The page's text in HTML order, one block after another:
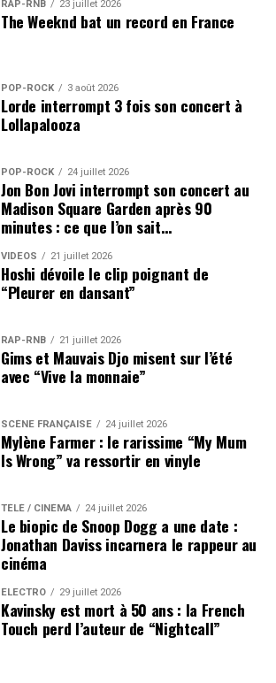
RAP-RNB 23 juillet 2026
The Weeknd bat un record en France
POP-ROCK 3 août 2026
Lorde interrompt 3 fois son concert à
Lollapalooza
POP-ROCK 24 juillet 2026
Jon Bon Jovi interrompt son concert au
Madison Square Garden après 90
minutes : ce que l’on sait…
VIDEOS 21 juillet 2026
Hoshi dévoile le clip poignant de
“Pleurer en dansant”
RAP-RNB 21 juillet 2026
Gims et Mauvais Djo misent sur l’été
avec “Vive la monnaie”
SCÈNE FRANÇAISE 24 juillet 2026
Mylène Farmer : le rarissime “My Mum
Is Wrong” va ressortir en vinyle
TÉLÉ / CINÉMA 24 juillet 2026
Le biopic de Snoop Dogg a une date :
Jonathan Daviss incarnera le rappeur au
cinéma
ÉLECTRO 29 juillet 2026
Kavinsky est mort à 50 ans : la French
Touch perd l’auteur de “Nightcall”